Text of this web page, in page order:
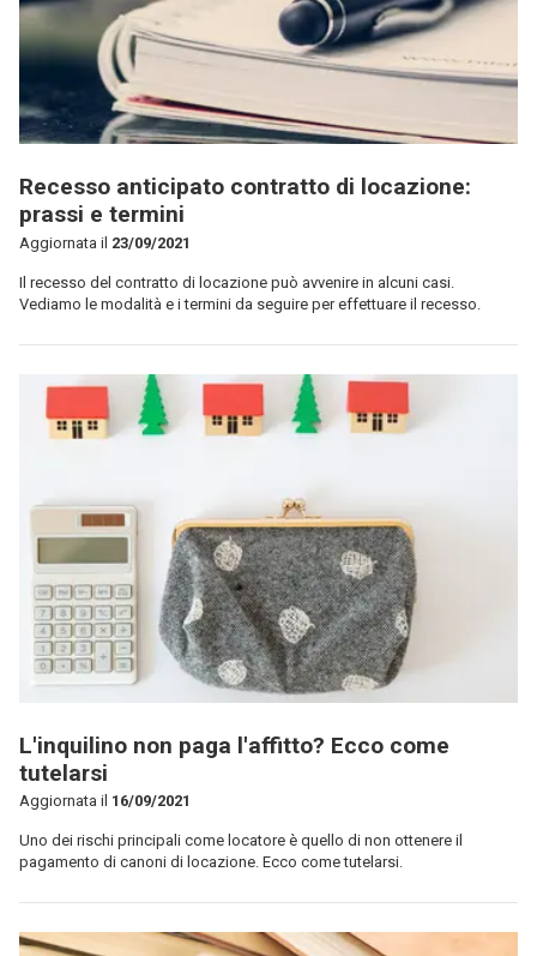
Recesso anticipato contratto di locazione:
prassi e termini
Aggiornata il 23/09/2021
Il recesso del contratto di locazione può avvenire in alcuni casi.
Vediamo le modalità e i termini da seguire per effettuare il recesso.
L'inquilino non paga l'affitto? Ecco come
tutelarsi
Aggiornata il 16/09/2021
Uno dei rischi principali come locatore è quello di non ottenere il
pagamento di canoni di locazione. Ecco come tutelarsi.